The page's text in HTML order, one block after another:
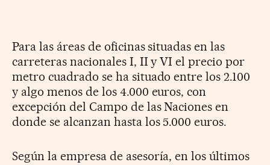
Para las áreas de oficinas situadas en las
carreteras nacionales I, II y VI el precio por
metro cuadrado se ha situado entre los 2.100
y algo menos de los 4.000 euros, con
excepción del Campo de las Naciones en
donde se alcanzan hasta los 5.000 euros.
Según la empresa de asesoría, en los últimos